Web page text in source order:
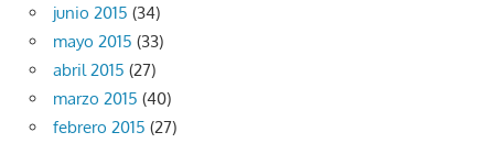
junio 2015 (34)
mayo 2015 (33)
abril 2015 (27)
marzo 2015 (40)
febrero 2015 (27)